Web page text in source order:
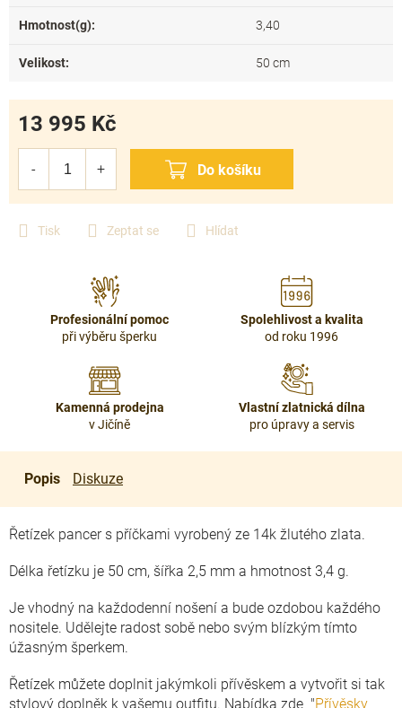
Tisk Zeptat se Hlídat
13 995 Kč
Hmotnost(g): 3,40
Velikost: 50 cm
Profesionální pomoc
při výběru šperku
Spolehlivost a kvalita
od roku 1996
Kamenná prodejna
v Jičíně
Vlastní zlatnická dílna
pro úpravy a servis
Popis Diskuze
Řetízek pancer s příčkami vyrobený ze 14k žlutého zlata.
Délka řetízku je 50 cm, šířka 2,5 mm a hmotnost 3,4 g.
Je vhodný na každodenní nošení a bude ozdobou každého
nositele. Udělejte radost sobě nebo svým blízkým tímto
úžasným šperkem.
Řetízek můžete doplnit jakýmkoli přívěskem a vytvořit si tak
stylový doplněk k vašemu outfitu. Nabídka zde "Přívěsky